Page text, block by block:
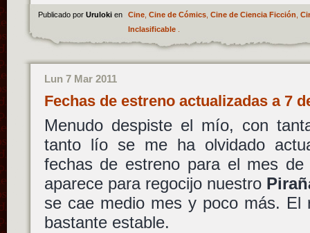
Publicado por Uruloki en Cine, Cine de Cómics, Cine de Ciencia Ficción,
Inclasificable.
Lun 7 Mar 2011
Fechas de estreno actualizadas a 7
Menudo despiste el mío, con
tanto lío se me ha olvidado
fechas de estreno para el mes
aparece para regocijo nuestro
se cae medio mes y poco más. El
bastante estable.